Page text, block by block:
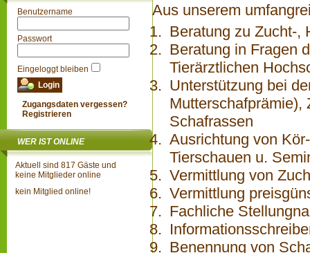
Benutzername
Passwort
Eingeloggt bleiben
Zugangsdaten vergessen?
Registrieren
WER IST ONLINE
Aktuell sind 817 Gäste und
keine Mitglieder online
kein Mitglied online!
Aus unserem
Beratung zu Zucht-,
Beratung in Fragen
Tierärztlichen
Unterstützung bei
Mutterschafprämie),
Schafrassen
Ausrichtung von
Tierschauen u.
Vermittlung von
Vermittlung
Fachliche
Benennung von